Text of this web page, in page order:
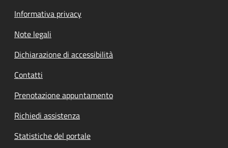
Informativa privacy
Note legali
Dichiarazione di accessibilità
Contatti
Prenotazione appuntamento
Richiedi assistenza
Statistiche del portale